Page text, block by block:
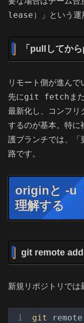
lease）」という運
「pullしてか
リモート側が進んで
先にgit fetch ま
最新化し、コンフリ
するのが基本。特に
護ブランチでは、「
路です。
originと -u
理解する
git remote
新規リポジトリでは
git